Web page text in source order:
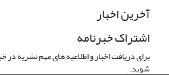
آخرین اخبار
اشتراک خبرنامه
برای دریافت اخبار و اطلاعیه های مهم نشریه
شوید.